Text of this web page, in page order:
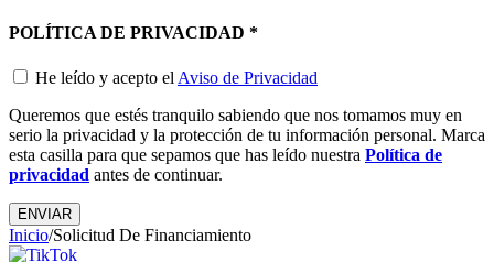
POLÍTICA DE PRIVACIDAD *
He leído y acepto el Aviso de Privacidad
Queremos que estés tranquilo sabiendo que nos tomamos muy en
serio la privacidad y la protección de tu información personal. Marca
esta casilla para que sepamos que has leído nuestra Política de
privacidad antes de continuar.
Inicio/Solicitud De Financiamiento